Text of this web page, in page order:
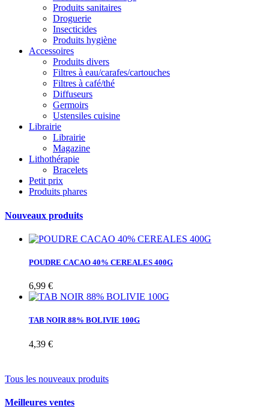
Produits sanitaires
Droguerie
Insecticides
Produits hygiène
Accessoires
Produits divers
Filtres à eau/carafes/cartouches
Filtres à café/thé
Diffuseurs
Germoirs
Ustensiles cuisine
Librairie
Librairie
Magazine
Lithothérapie
Bracelets
Petit prix
Produits phares
Nouveaux produits
POUDRE CACAO 40% CEREALES 400G
6,99 €
TAB NOIR 88% BOLIVIE 100G
4,39 €
Tous les nouveaux produits
Meilleures ventes